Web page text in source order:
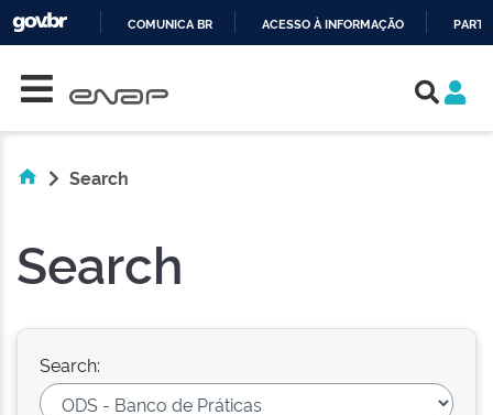
COMUNICA BR ACESSO À INFORMAÇÃO
Search
Search
Search: